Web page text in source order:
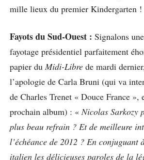
mille lieux du premier Kindergarten !
Fayots du Sud-Ouest : Signalons
fayotage présidentiel parfaitement
papier duMidi-Libre de mardi
l’apologie de Carla Bruni (qui va
de Charles Trenet « Douce France »,
prochain album) : «Nicolas Sarkozy
plus beau refrain ? Et de meilleure
l’échéance de 2012 ? En conjuguant
italien les délicieuses paroles de la